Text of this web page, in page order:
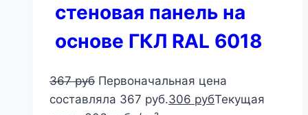
стеновая панель на
основе ГКЛ RAL 6018
367руб Первоначальная цена
составляла 367 руб.306 рубТекущая